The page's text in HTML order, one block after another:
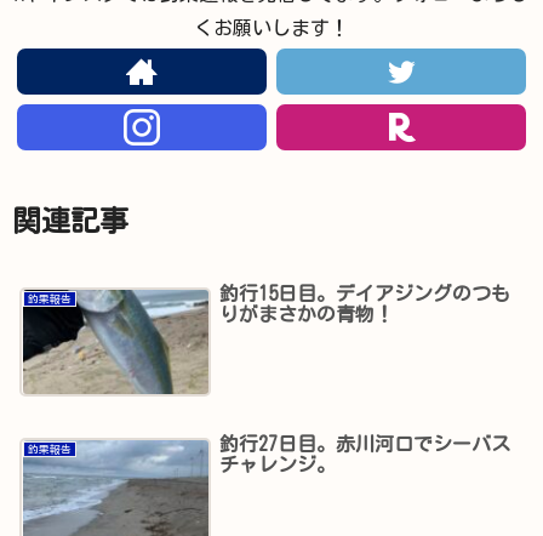
くお願いします！
関連記事
釣果報告
釣行15日目。デイアジングのつも
りがまさかの青物！
釣果報告
釣行27日目。赤川河口でシーバス
チャレンジ。